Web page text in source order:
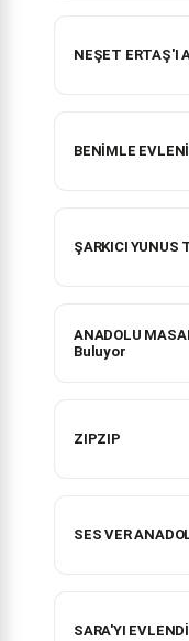
NEŞET ERTAŞ'I
BENİMLE
ŞARKICI YUNUS
ANADOLU
Buluyor
ZIPZIP
SES VER
SARA'YI